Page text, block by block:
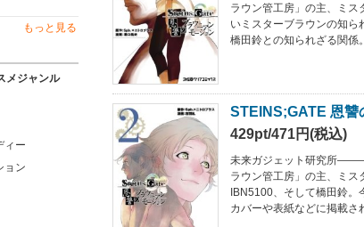
もっと見る
メジャンル
ィー
ョン
ラウン管工房」の主、ミス
いミスターブラウンの知ら
橋田鈴との知られざる関係。
STEINS;GATE 恩讐
429pt/471円(税込)
未来ガジェット研究所
ラウン管工房」の主、ミス
IBN5100、そして橋田鈴
カバーや表紙などに掲載さ